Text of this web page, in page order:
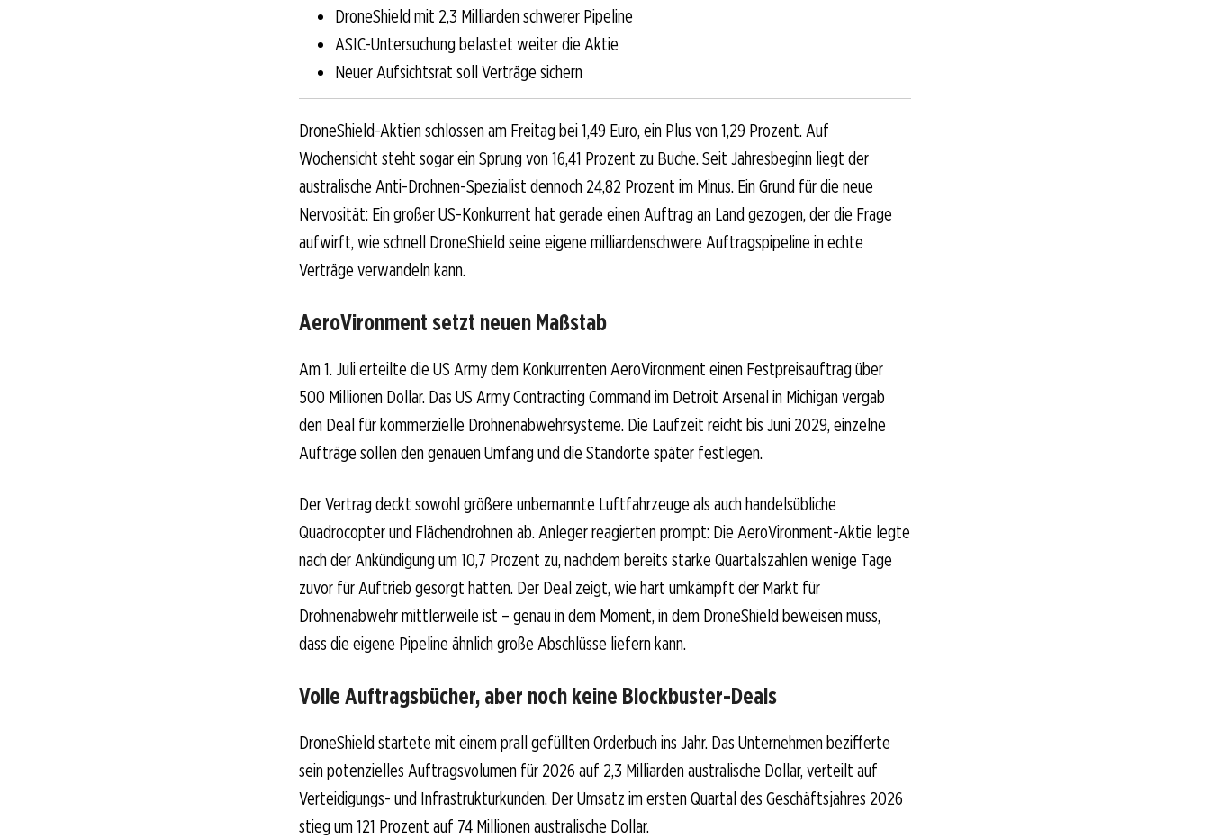
DroneShield mit 2,3 Milliarden schwerer Pipeline
ASIC-Untersuchung belastet weiter die Aktie
Neuer Aufsichtsrat soll Verträge sichern
DroneShield-Aktien schlossen am Freitag bei 1,49 Euro, ein Plus von 1,29 Prozent. Auf
Wochensicht steht sogar ein Sprung von 16,41 Prozent zu Buche. Seit Jahresbeginn liegt der
australische Anti-Drohnen-Spezialist dennoch 24,82 Prozent im Minus. Ein Grund für die neue
Nervosität: Ein großer US-Konkurrent hat gerade einen Auftrag an Land gezogen, der die Frage
aufwirft, wie schnell DroneShield seine eigene milliardenschwere Auftragspipeline in echte
Verträge verwandeln kann.
AeroVironment setzt neuen Maßstab
Am 1. Juli erteilte die US Army dem Konkurrenten AeroVironment einen Festpreisauftrag über
500 Millionen Dollar. Das US Army Contracting Command im Detroit Arsenal in Michigan vergab
den Deal für kommerzielle Drohnenabwehrsysteme. Die Laufzeit reicht bis Juni 2029, einzelne
Aufträge sollen den genauen Umfang und die Standorte später festlegen.
Der Vertrag deckt sowohl größere unbemannte Luftfahrzeuge als auch handelsübliche
Quadrocopter und Flächendrohnen ab. Anleger reagierten prompt: Die AeroVironment-Aktie legte
nach der Ankündigung um 10,7 Prozent zu, nachdem bereits starke Quartalszahlen wenige Tage
zuvor für Auftrieb gesorgt hatten. Der Deal zeigt, wie hart umkämpft der Markt für
Drohnenabwehr mittlerweile ist – genau in dem Moment, in dem DroneShield beweisen muss,
dass die eigene Pipeline ähnlich große Abschlüsse liefern kann.
Volle Auftragsbücher, aber noch keine Blockbuster-Deals
DroneShield startete mit einem prall gefüllten Orderbuch ins Jahr. Das Unternehmen bezifferte
sein potenzielles Auftragsvolumen für 2026 auf 2,3 Milliarden australische Dollar, verteilt auf
Verteidigungs- und Infrastrukturkunden. Der Umsatz im ersten Quartal des Geschäftsjahres 2026
stieg um 121 Prozent auf 74 Millionen australische Dollar.